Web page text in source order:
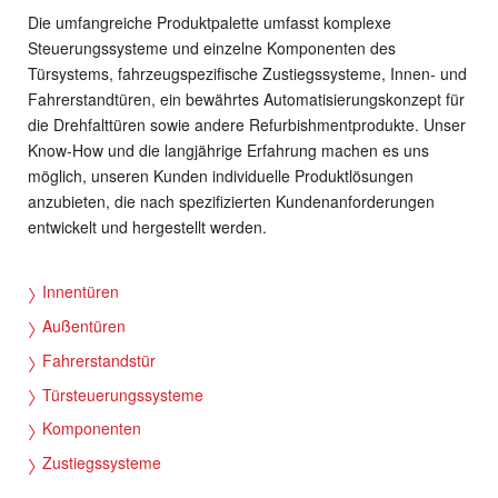
Die umfangreiche Produktpalette umfasst komplexe
Steuerungssysteme und einzelne Komponenten des
Türsystems, fahrzeugspezifische Zustiegssysteme, Innen- und
Fahrerstandtüren, ein bewährtes Automatisierungskonzept für
die Drehfalttüren sowie andere Refurbishmentprodukte. Unser
Know-How und die langjährige Erfahrung machen es uns
möglich, unseren Kunden individuelle Produktlösungen
anzubieten, die nach spezifizierten Kundenanforderungen
entwickelt und hergestellt werden.
Innentüren
Außentüren
Fahrerstandstür
Türsteuerungssysteme
Komponenten
Zustiegssysteme
HKR 550/760 bis 550/380